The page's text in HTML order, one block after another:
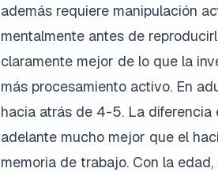
además requiere manipulación
mentalmente antes de
claramente mejor de lo que la
más procesamiento activo. En
hacia atrás de 4-5. La diferencia
adelante mucho mejor que el
memoria de trabajo. Con la